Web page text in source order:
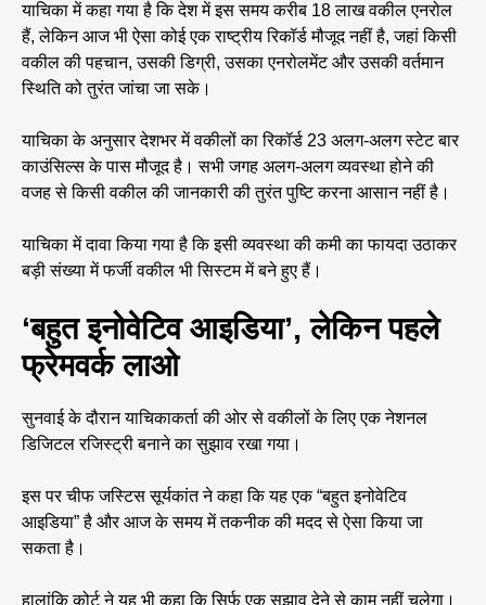
याचिका में कहा गया है कि देश में इस समय करीब 18 लाख वकील एनरोल
हैं, लेकिन आज भी ऐसा कोई एक राष्ट्रीय रिकॉर्ड मौजूद नहीं है, जहां किसी
वकील की पहचान, उसकी डिग्री, उसका एनरोलमेंट और उसकी वर्तमान
स्थिति को तुरंत जांचा जा सके।
याचिका के अनुसार देशभर में वकीलों का रिकॉर्ड 23 अलग-अलग स्टेट बार
काउंसिल्स के पास मौजूद है। सभी जगह अलग-अलग व्यवस्था होने की
वजह से किसी वकील की जानकारी की तुरंत पुष्टि करना आसान नहीं है।
याचिका में दावा किया गया है कि इसी व्यवस्था की कमी का फायदा उठाकर
बड़ी संख्या में फर्जी वकील भी सिस्टम में बने हुए हैं।
‘बहुत इनोवेटिव आइडिया’, लेकिन पहले
फ्रेमवर्क लाओ
सुनवाई के दौरान याचिकाकर्ता की ओर से वकीलों के लिए एक नेशनल
डिजिटल रजिस्ट्री बनाने का सुझाव रखा गया।
इस पर चीफ जस्टिस सूर्यकांत ने कहा कि यह एक “बहुत इनोवेटिव
आइडिया” है और आज के समय में तकनीक की मदद से ऐसा किया जा
सकता है।
हालांकि कोर्ट ने यह भी कहा कि सिर्फ एक सुझाव देने से काम नहीं चलेगा।